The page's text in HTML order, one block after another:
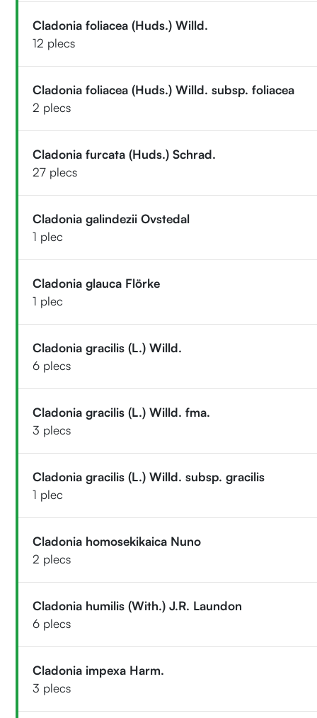
Cladonia foliacea (Huds.) Willd.
12 plecs
Cladonia foliacea (Huds.) Willd. subsp. foliacea
2 plecs
Cladonia furcata (Huds.) Schrad.
27 plecs
Cladonia galindezii Ovstedal
1 plec
Cladonia glauca Flörke
1 plec
Cladonia gracilis (L.) Willd.
6 plecs
Cladonia gracilis (L.) Willd. fma.
3 plecs
Cladonia gracilis (L.) Willd. subsp. gracilis
1 plec
Cladonia homosekikaica Nuno
2 plecs
Cladonia humilis (With.) J.R. Laundon
6 plecs
Cladonia impexa Harm.
3 plecs